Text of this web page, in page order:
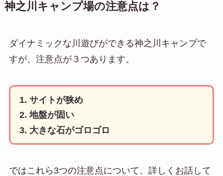
神之川キャンプ場の注意点は？
ダイナミックな川遊びができる神之川キャンプで
すが、注意点が３つあります。
サイトが狭め
地盤が固い
大きな石がゴロゴロ
ではこれら3つの注意点について、詳しくお話して